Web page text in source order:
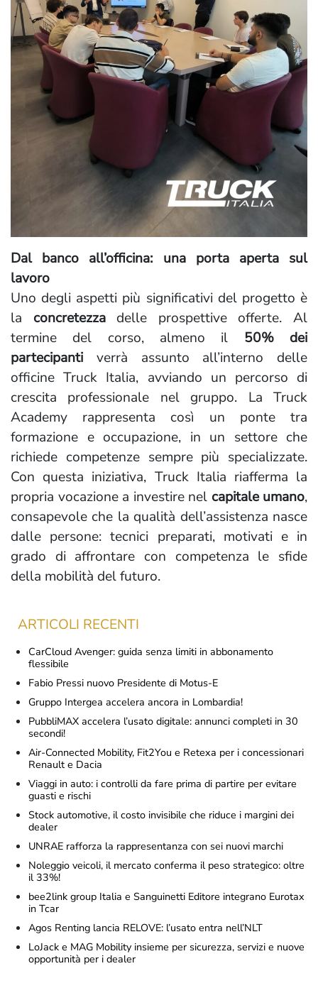
Dal banco all’officina: una porta aperta sul
lavoro
Uno degli aspetti più significativi del progetto è
la concretezzadelle prospettive offerte. Al
termine del corso, almeno il 50% dei
partecipanti verrà assunto all’interno delle
officine Truck Italia, avviando un percorso di
crescita professionale nel gruppo. La Truck
Academy rappresenta così un ponte tra
formazione e occupazione, in un settore che
richiede competenze sempre più specializzate.
Con questa iniziativa, Truck Italia riafferma la
propria vocazione a investire nel capitale umano,
consapevole che la qualità dell’assistenza nasce
dalle persone: tecnici preparati, motivati e in
grado di affrontare con competenza le sfide
della mobilità del futuro.
ARTICOLI RECENTI
CarCloud Avenger: guida senza limiti in abbonamento
flessibile
Fabio Pressi nuovo Presidente di Motus-E
Gruppo Intergea accelera ancora in Lombardia!
PubbliMAX accelera l’usato digitale: annunci completi in 30
secondi!
Air-Connected Mobility, Fit2You e Retexa per i concessionari
Renault e Dacia
Viaggi in auto: i controlli da fare prima di partire per evitare
guasti e rischi
Stock automotive, il costo invisibile che riduce i margini dei
dealer
UNRAE rafforza la rappresentanza con sei nuovi marchi
Noleggio veicoli, il mercato conferma il peso strategico: oltre
il 33%!
bee2link group Italia e Sanguinetti Editore integrano Eurotax
in Tcar
Agos Renting lancia RELOVE: l’usato entra nell’NLT
LoJack e MAG Mobility insieme per sicurezza, servizi e nuove
opportunità per i dealer